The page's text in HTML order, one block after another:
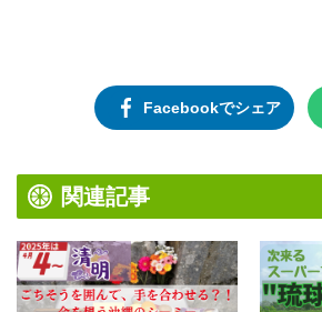
Facebookでシェア
関連記事